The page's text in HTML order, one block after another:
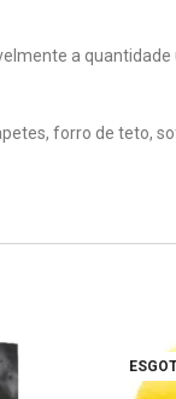
a
forro de teto,